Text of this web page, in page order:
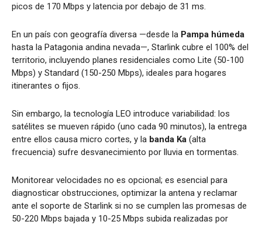
picos de 170 Mbps y latencia por debajo de 31 ms.
En un país con geografía diversa —desde la Pampa húmeda
hasta la Patagonia andina nevada—, Starlink cubre el 100% del
territorio, incluyendo planes residenciales como Lite (50-100
Mbps) y Standard (150-250 Mbps), ideales para hogares
itinerantes o fijos.
Sin embargo, la tecnología LEO introduce variabilidad: los
satélites se mueven rápido (uno cada 90 minutos), la entrega
entre ellos causa micro cortes, y la banda Ka (alta
frecuencia) sufre desvanecimiento por lluvia en tormentas.
Monitorear velocidades no es opcional; es esencial para
diagnosticar obstrucciones, optimizar la antena y reclamar
ante el soporte de Starlink si no se cumplen las promesas de
50-220 Mbps bajada y 10-25 Mbps subida realizadas por